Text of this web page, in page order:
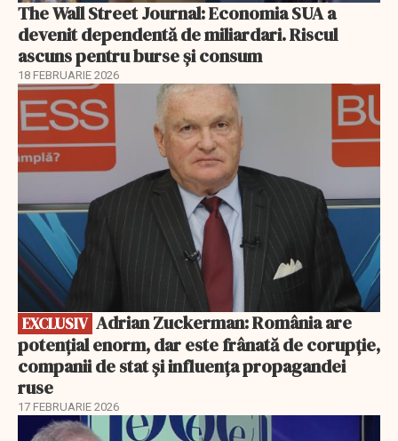
The Wall Street Journal: Economia SUA a
devenit dependentă de miliardari. Riscul
ascuns pentru burse și consum
18 FEBRUARIE 2026
EXCLUSIV
EXCLUSIV
potențial enorm, dar este frânată de corupție,
companii de stat și influența propagandei
ruse
17 FEBRUARIE 2026
EXCLUSIV